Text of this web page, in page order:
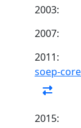
2003:
2007:
2011:
soep-
2015: